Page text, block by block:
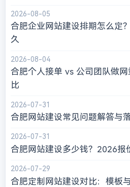
2026-08-05
合肥企业网站建设排期怎么定
久
2026-08-04
合肥个人接单 vs 公司团队做
比
2026-07-31
合肥网站建设常见问题解答与
2026-07-31
合肥网站建设多少钱？2026报
2026-07-29
合肥定制网站建设对比：模板